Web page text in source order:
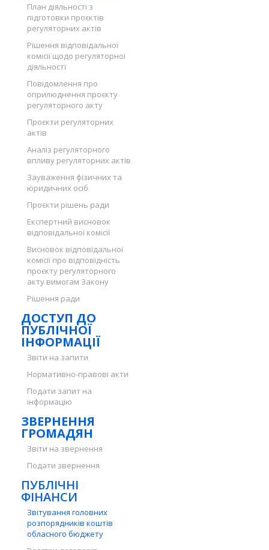
План діяльності з
підготовки проєктів
регуляторних актів
Рішення відповідальної
комісії щодо регуляторної
діяльності
Повідомлення про
оприлюднення проєкту
регуляторного акту
Проєкти регуляторних
актів
Аналіз регуляторного
впливу регуляторних актів
Зауваження фізичних та
юридичних осіб
Проєкти рішень ради
Експертний висновок
відповідальної комісії
Висновок відповідальної
комісії про відповідність
проєкту регуляторного
акту вимогам Закону
Рішення ради
ДОСТУП ДО
ПУБЛІЧНОЇ
ІНФОРМАЦІЇ
Звіти на запити
Нормативно-правові акти
Подати запит на
інформацію
ЗВЕРНЕННЯ
ГРОМАДЯН
Звіти на звернення
Подати звернення
ПУБЛІЧНІ
ФІНАНСИ
Звітування головних
розпорядників коштів
обласного бюджету